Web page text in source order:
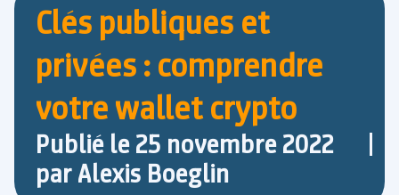
Clés publiques et
privées : comprendre
votre wallet crypto
Publié le25 novembre 2022
parAlexis Boeglin